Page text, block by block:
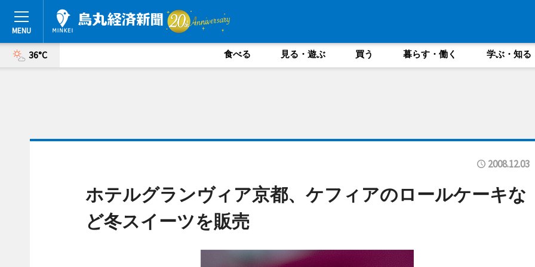
36°C 食べる 見る・遊ぶ 買う 暮らす・働く 学ぶ・知る
2008.12.03
ホテルグランヴィア京都、ケフィアのロールケーキな
ど冬スイーツを販売